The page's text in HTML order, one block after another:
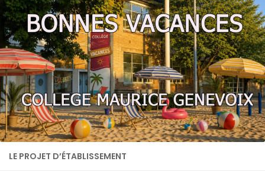
LE PROJET D’ÉTABLISSEMENT